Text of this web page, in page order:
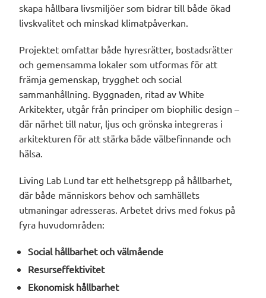
skapa hållbara livsmiljöer som bidrar till både ökad
livskvalitet och minskad klimatpåverkan.
Projektet omfattar både hyresrätter, bostadsrätter
och gemensamma lokaler som utformas för att
främja gemenskap, trygghet och social
sammanhållning. Byggnaden, ritad av White
Arkitekter, utgår från principer om biophilic design –
där närhet till natur, ljus och grönska integreras i
arkitekturen för att stärka både välbefinnande och
hälsa.
Living Lab Lund tar ett helhetsgrepp på hållbarhet,
där både människors behov och samhällets
utmaningar adresseras. Arbetet drivs med fokus på
fyra huvudområden:
Social hållbarhet och välmående
Resurseffektivitet
Ekonomisk hållbarhet